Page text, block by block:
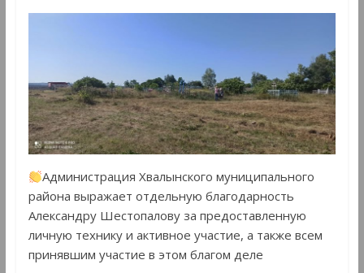
Администрация Хвалынского муниципального
района выражает отдельную благодарность
Александру Шестопалову за предоставленную
личную технику и активное участие, а также всем
принявшим участие в этом благом деле